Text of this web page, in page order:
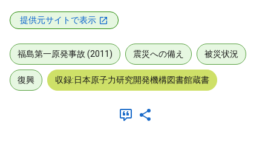
提供元サイトで表示
福島第一原発事故 (2011) 震災への備え 被災状況
復興 収録:日本原子力研究開発機構図書館蔵書